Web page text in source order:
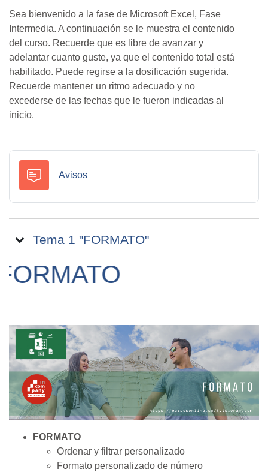
Sea bienvenido a la fase de Microsoft Excel, Fase
Intermedia. A continuación se le muestra el contenido
del curso. Recuerde que es libre de avanzar y
adelantar cuanto guste, ya que el contenido total está
habilitado. Puede regirse a la dosificación sugerida.
Recuerde mantener un ritmo adecuado y no
excederse de las fechas que le fueron indicadas al
inicio.
AvisosForo
Tema 1 "FORMATO"
FORMATO
Ordenar y filtrar personalizado
Formato personalizado de número